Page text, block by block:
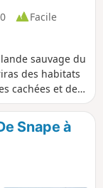
Facile
sauvage du
des habitats
cachées et des
Snape à